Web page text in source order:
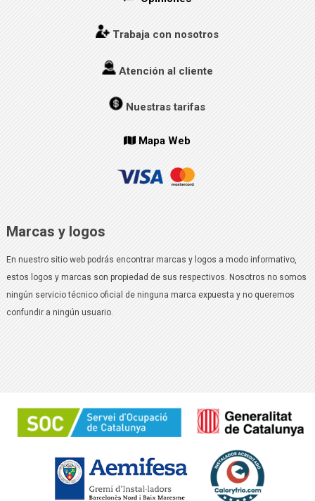
Trabaja con nosotros
Atención al cliente
Nuestras tarifas
Mapa Web
Marcas y logos
En nuestro sitio web podrás encontrar marcas y logos a modo informativo,
estos logos y marcas son propiedad de sus respectivos. Nosotros no somos
ningún servicio técnico oficial de ninguna marca expuesta y no queremos
confundir a ningún usuario.